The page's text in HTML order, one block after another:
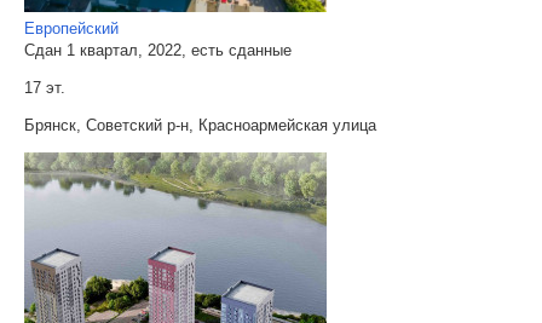
Европейский
Сдан 1 квартал, 2022, есть сданные
17 эт.
Брянск, Советский р-н, Красноармейская улица